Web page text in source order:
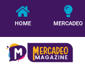
HOME MERCADEO